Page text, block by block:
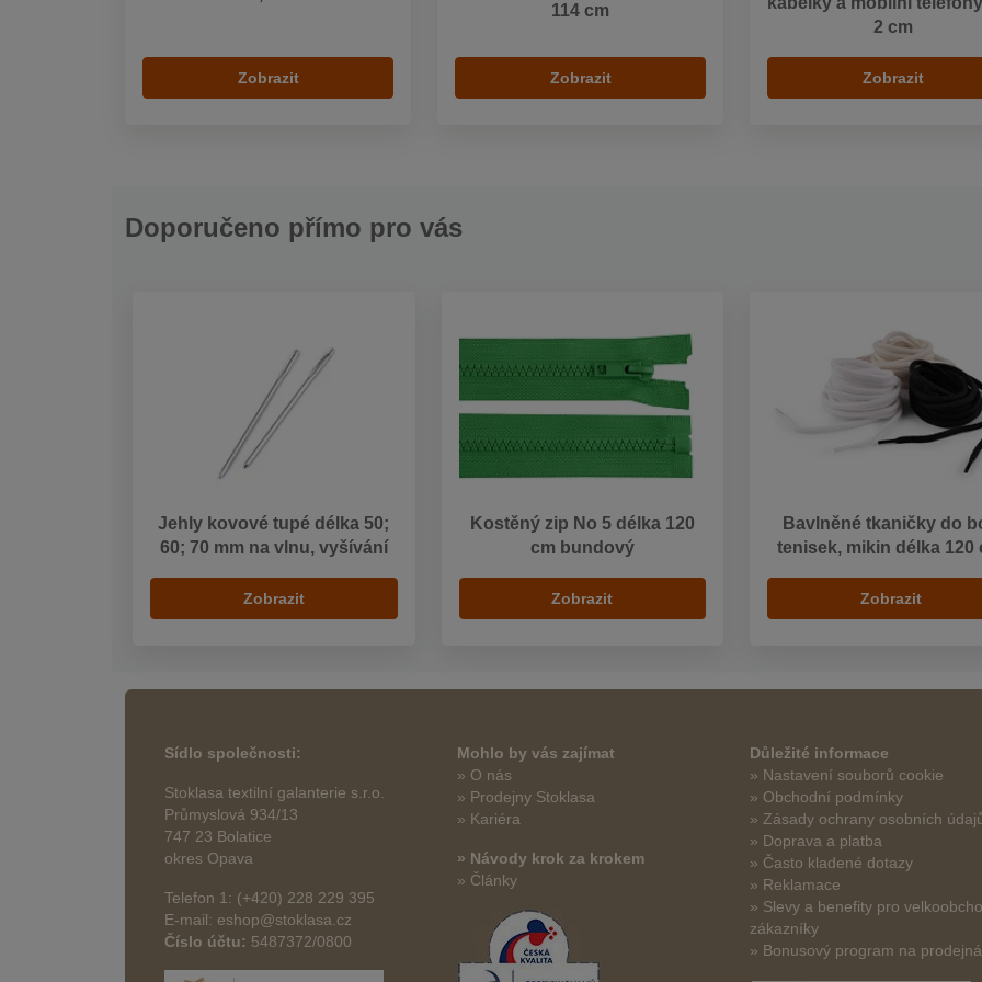
Zobrazit
114 cm
Zobrazit
2 cm
Zobrazit
Doporučeno přímo pro vás
Jehly kovové tupé délka 50;
60; 70 mm na vlnu, vyšívání
Zobrazit
Kostěný zip No 5 délka 120
cm bundový
Zobrazit
Bavlněné tkaničky do
tenisek, mikin délka 120
Zobrazit
Sídlo společnosti:
Stoklasa textilní galanterie s.r.o.
Průmyslová 934/13
747 23 Bolatice
okres Opava
Telefon 1: (+420) 228 229 395
E-mail: eshop@stoklasa.cz
Číslo účtu: 5487372/0800
Mohlo by vás zajímat
» O nás
» Prodejny Stoklasa
» Kariéra
» Návody krok za krokem
» Články
Důležité informace
» Nastavení souborů cookie
» Obchodní podmínky
» Zásady ochrany osobních
» Doprava a platba
» Často kladené dotazy
» Reklamace
» Slevy a benefity pro
zákazníky
» Bonusový program na